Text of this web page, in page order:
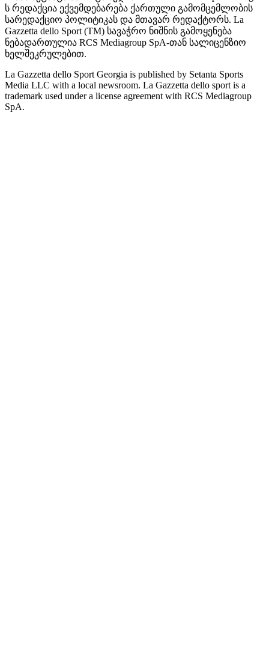
ს რედაქცია ექვემდებარება ქართული გამომცემლობის
სარედაქციო პოლიტიკას და მთავარ რედაქტორს. La
Gazzetta dello Sport (TM) სავაჭრო ნიშნის გამოყენება
ნებადართულია RCS Mediagroup SpA-თან სალიცენზიო
ხელშეკრულებით.
La Gazzetta dello Sport Georgia is published by Setanta Sports
Media LLC with a local newsroom. La Gazzetta dello sport is a
trademark used under a license agreement with RCS Mediagroup
SpA.